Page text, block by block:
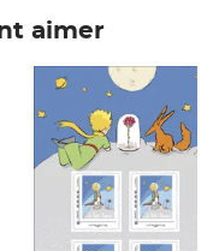
aimer
Prix 6,25€ HT